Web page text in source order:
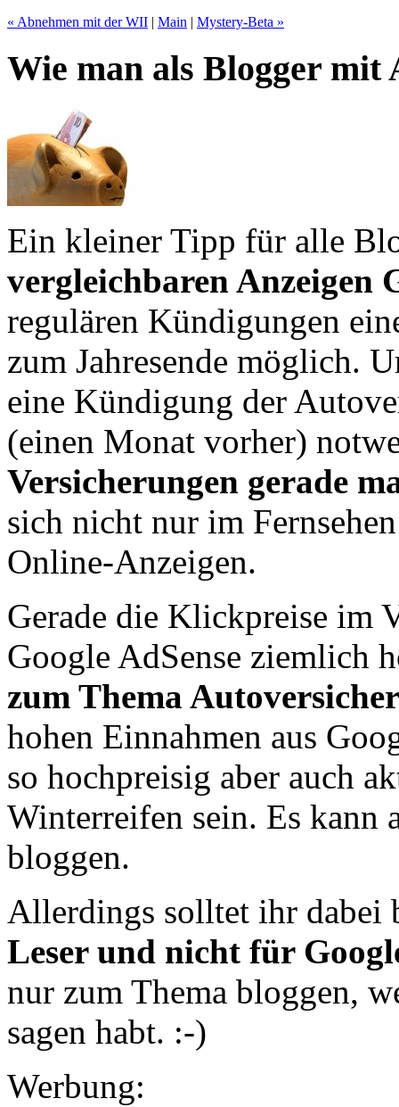
« Abnehmen mit der WII | Main | Mystery-Beta »
Wie man als Blogger mit
Ein kleiner Tipp für alle
vergleichbaren Anzeigen
regulären Kündigungen
zum Jahresende möglich.
eine Kündigung der
(einen Monat vorher)
Versicherungen gerade
sich nicht nur im
Online-Anzeigen.
Gerade die Klickpreise im
Google AdSense ziemlich
zum Thema
hohen Einnahmen aus
so hochpreisig aber auch
Winterreifen sein. Es kann
bloggen.
Allerdings solltet ihr dabei
Leser und nicht für
nur zum Thema bloggen,
sagen habt. :-)
Werbung: